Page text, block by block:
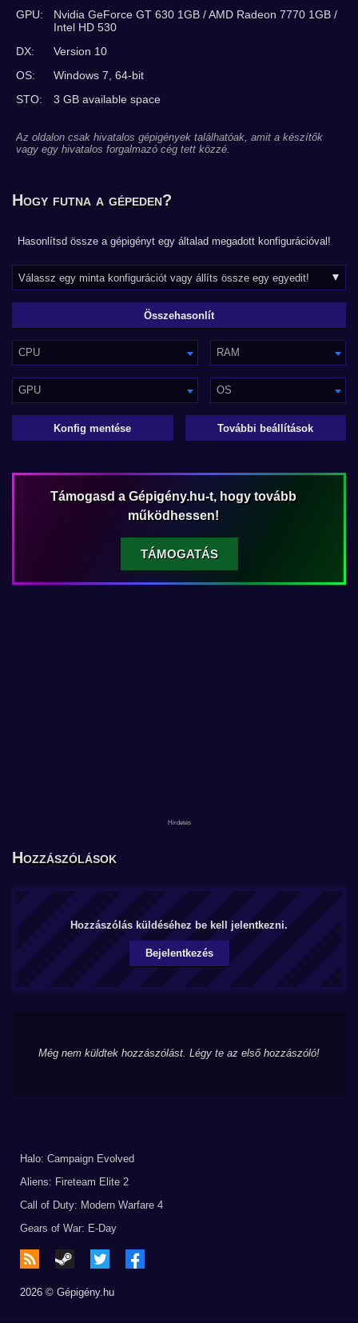
GPU:
Nvidia GeForce GT 630 1GB / AMD Radeon 7770 1GB /
Intel HD 530
DX:
Version 10
OS:
Windows 7, 64-bit
STO:
3 GB available space
Az oldalon csak hivatalos gépigények találhatóak, amit a készítők
vagy egy hivatalos forgalmazó cég tett közzé.
Hogy futna a gépeden?
Hasonlítsd össze a gépigényt egy általad megadott konfigurációval!
CPU RAM
GPU OS
Konfig mentése További beállítások
Támogasd a Gépigény.hu-t, hogy tovább
működhessen!
TÁMOGATÁS
Hozzászólások
Hozzászólás küldéséhez be kell jelentkezni.
Bejelentkezés
Még nem küldtek hozzászólást. Légy te az első hozzászóló!
Halo: Campaign Evolved
Aliens: Fireteam Elite 2
Call of Duty: Modern Warfare 4
Gears of War: E-Day
2026 © Gépigény.hu